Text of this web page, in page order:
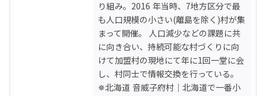
ワーク- OEN 理事｜公益財団法人 岡山
文化芸術創造 ➤岡山市協力隊OB。元ハ
ウスメーカーの設計。山里風景と昔の
日本の住居に惹かれて岡山市へ。岡山
市御津地区にて、空家の予防になる管
理・活用、医療と農業の連携事業、地
域の歴史、文化、技術をredesingする
チャレンジ。地域と共に立ち上げた
り組み。2016 年当時、7地方区分で最
も人口規模の小さい(離島を除く)村が集
まって開催。 人口減少などの課題に共
に向き合い、持続可能な村づくりに向
けて加盟村の現地にて年に1回一堂に会
し、村同士で情報交換を行っている。
✵北海道 音威子府村｜北海道で一番小